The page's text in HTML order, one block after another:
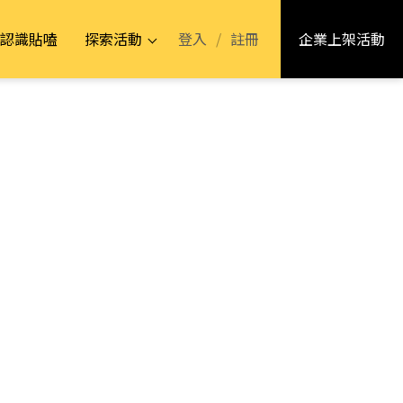
認識貼嗑 探索活動 企業上架活動
登入 / 註冊